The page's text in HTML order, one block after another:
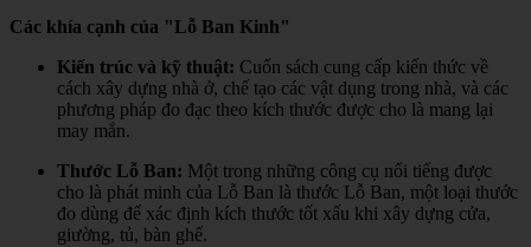
Các khía cạnh của "Lỗ Ban Kinh"
Kiến trúc và kỹ thuật: Cuốn sách cung cấp kiến thức về
cách xây dựng nhà ở, chế tạo các vật dụng trong nhà, và các
phương pháp đo đạc theo kích thước được cho là mang lại
may mắn.
Thước Lỗ Ban: Một trong những công cụ nổi tiếng được
cho là phát minh của Lỗ Ban là thước Lỗ Ban, một loại thước
đo dùng để xác định kích thước tốt xấu khi xây dựng cửa,
giường, tủ, bàn ghế.